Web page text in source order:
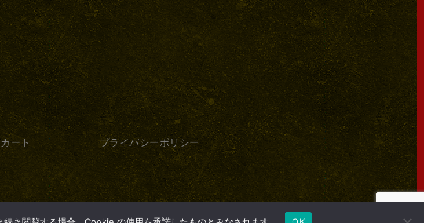
カート プライバシーポリシー